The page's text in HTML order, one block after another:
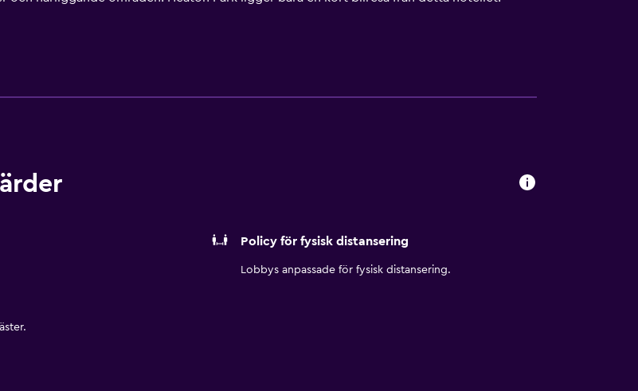
Policy för fysisk distansering
Lobbys anpassade för fysisk distansering.